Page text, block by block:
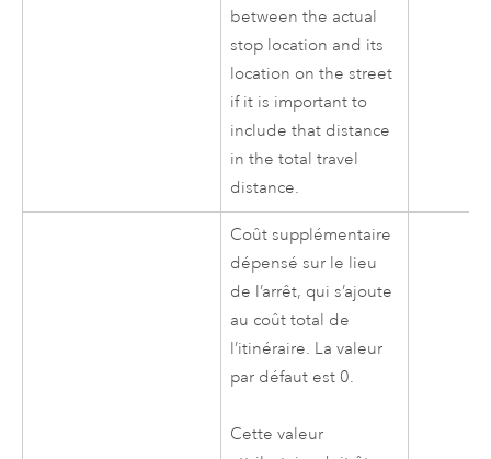
between the actual
stop location and its
location on the street
if it is important to
include that distance
in the total travel
distance.
Coût supplémentaire
dépensé sur le lieu
de l’arrêt, qui s’ajoute
au coût total de
l’itinéraire. La valeur
par défaut est 0.
Cette valeur